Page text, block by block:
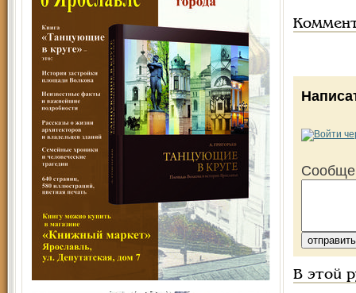
В этой